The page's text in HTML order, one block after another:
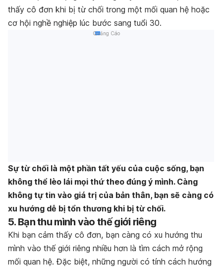
thấy cô đơn khi bị từ chối trong một mối quan hệ hoặc
cơ hội nghề nghiệp lúc bước sang tuổi 30.
Quảng Cáo
Sự từ chối là một phần tất yếu của cuộc sống, bạn
không thể lèo lái mọi thứ theo đúng ý mình. Càng
không tự tin vào giá trị của bản thân, bạn sẽ càng có
xu hướng dễ bị tổn thương khi bị từ chối.
5. Bạn thu mình vào thế giới riêng
Khi bạn cảm thấy cô đơn, bạn càng có xu hướng thu
mình vào thế giới riêng nhiều hơn là tìm cách mở rộng
mối quan hệ. Đặc biệt, những người có tính cách hướng